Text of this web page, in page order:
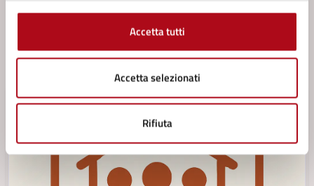
Accetta tutti
Accetta selezionati
Rifiuta